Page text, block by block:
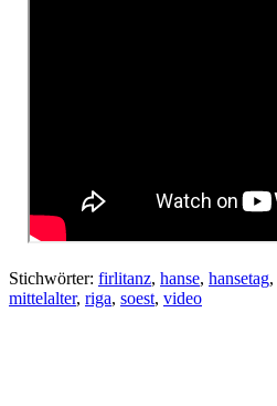
Stichwörter: firlitanz, hanse, hansetag,
mittelalter, riga, soest, video